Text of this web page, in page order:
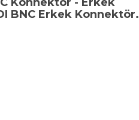
BNC Erkek Konnektör.